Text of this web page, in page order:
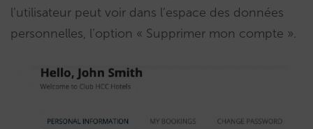
l’utilisateur peut voir dans l’espace des données
personnelles, l’option « Supprimer mon compte ».